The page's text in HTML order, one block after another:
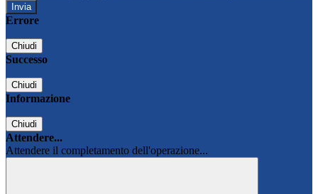
Errore
Chiudi
Successo
Chiudi
Informazione
Chiudi
Attendere...
Attendere il completamento dell'operazione...